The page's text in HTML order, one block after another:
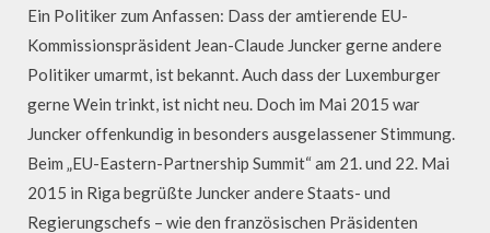
Ein Politiker zum Anfassen: Dass der amtierende EU-
Kommissionspräsident Jean-Claude Juncker gerne andere
Politiker umarmt, ist bekannt. Auch dass der Luxemburger
gerne Wein trinkt, ist nicht neu. Doch im Mai 2015 war
Juncker offenkundig in besonders ausgelassener Stimmung.
Beim „EU-Eastern-Partnership Summit“ am 21. und 22. Mai
2015 in Riga begrüßte Juncker andere Staats- und
Regierungschefs – wie den französischen Präsidenten